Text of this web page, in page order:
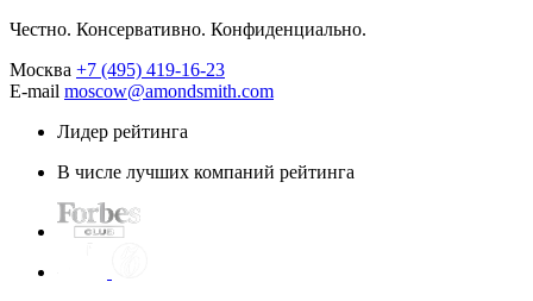
Честно. Консервативно. Конфиденциально.
Москва +7 (495) 419-16-23
E-mail moscow@amondsmith.com
Лидер рейтинга
В числе лучших компаний рейтинга